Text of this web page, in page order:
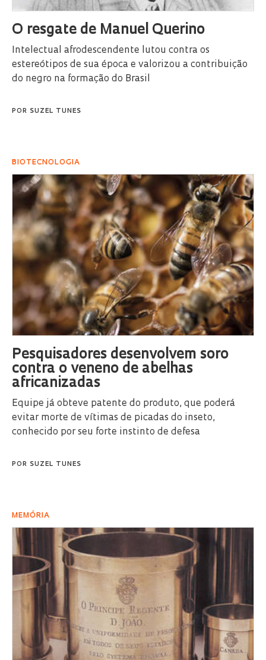
O resgate de Manuel Querino
Intelectual afrodescendente lutou contra os
estereótipos de sua época e valorizou a contribuição
do negro na formação do Brasil
POR SUZEL TUNES
BIOTECNOLOGIA
Pesquisadores desenvolvem soro
contra o veneno de abelhas
africanizadas
Equipe já obteve patente do produto, que poderá
evitar morte de vítimas de picadas do inseto,
conhecido por seu forte instinto de defesa
POR SUZEL TUNES
MEMÓRIA